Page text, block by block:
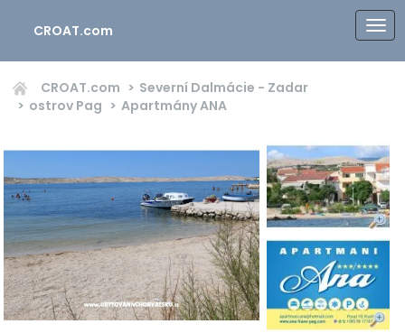
CROAT.com
CROAT.com
Severní Dalmácie - Zadar
ostrov Pag
Apartmány ANA